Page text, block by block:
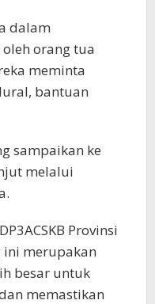
dalam
orang tua
meminta
bantuan
sampaikan ke
melalui
Provinsi
ini merupakan
besar untuk
memastikan